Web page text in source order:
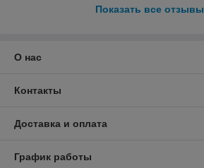
Показать все отзывы
О нас
Контакты
Доставка и оплата
График работы